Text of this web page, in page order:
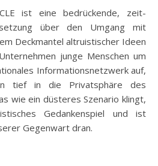
über den Umgang mit
Deckmantel altruistischer Ideen
junge Menschen um
Informationsnetzwerk auf,
tief in die Privatsphäre des
wie ein düsteres Szenario klingt,
Gedankenspiel und ist
Gegenwart dran.